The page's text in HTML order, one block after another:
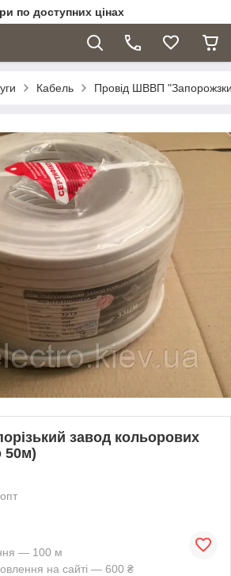
по доступних цінах
Кабель Провід ШВВП
завод кольорових
50м)
— 100 м
на сайті — 600 ₴